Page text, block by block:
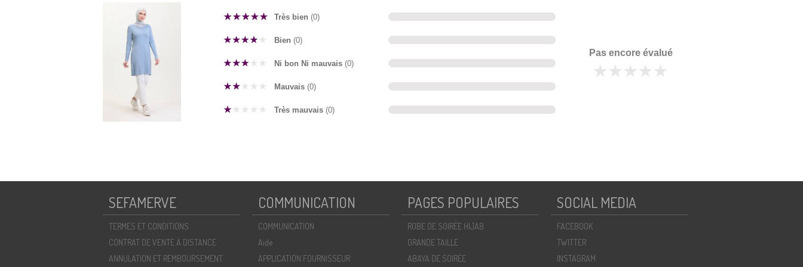
Très bien (0)
Bien (0)
Ni bon Ni mauvais (0)
Mauvais (0)
Très mauvais (0)
Pas encore évalué
SEFAMERVE
TERMES ET CONDITIONS
CONTRAT DE VENTE À DISTANCE
ANNULATION ET REMBOURSEMENT
COMMUNICATION
COMMUNICATION
Aide
APPLICATION FOURNISSEUR
PAGES POPULAIRES
ROBE DE SOIRÉE HIJAB
GRANDE TAILLE
ABAYA DE SOIRÉE
SOCIAL MEDIA
FACEBOOK
TWITTER
INSTAGRAM